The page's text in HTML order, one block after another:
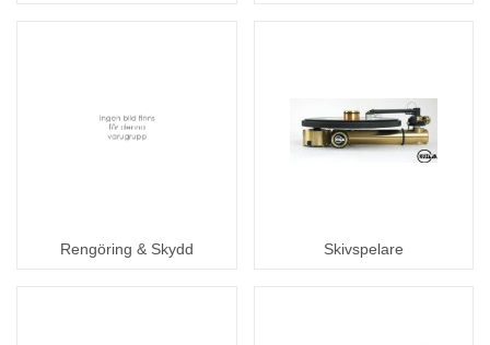
Rengöring & Skydd Skivspelare